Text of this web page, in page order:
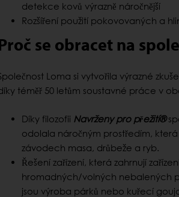
detekce kovů výrazně náročnější
Rozšíření použití pokovovaných a
se obracet na
Loma si vytvořila výrazné
téměř 50 letům soustavné práce v
Díky filozofii Navrženy pro přežití®
odolala náročným prostředím,
závodech masa, drůbeže a ryb.
Řešení zařízení, která zahrnují
hromadných/volných nebalených
jsou výroba párků nebo kuřecí